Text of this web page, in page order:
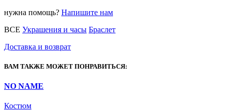
нужна помощь? Напишите нам
ВСЕ Украшения и часы Браслет
Доставка и возврат
ВАМ ТАКЖЕ МОЖЕТ ПОНРАВИТЬСЯ:
NO NAME
Костюм